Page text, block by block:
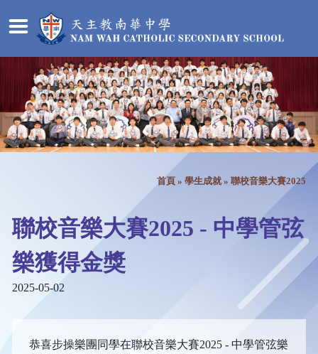
首頁 » 學生成就» 聯校音樂大賽2025
聯校音樂大賽2025 - 中學管弦
樂獲得金獎
2025-05-02
恭喜步操樂團同學在聯校音樂大賽2025 - 中學管弦樂